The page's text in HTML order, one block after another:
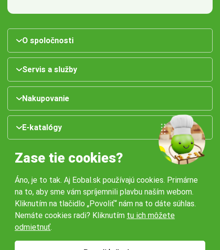
O spoločnosti
Servis a služby
Nakupovanie
E-katalógy
Naše pobočky:
Obchodné podmienky
Zase tie cookies?
Áno, je to tak. Aj Eobal.sk používajú cookies. Primárne
na to, aby sme vám spríjemnili plavbu naším webom.
Kliknutím na tlačidlo „Povoliť“ nám na to dáte súhlas.
Nemáte cookies radi? Kliknutím tu ich môžete
odmietnuť.